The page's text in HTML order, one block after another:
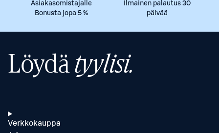
Asiakasomistajalle
Bonusta jopa 5 %
Ilmainen palautus 30
päivää
Löydätyylisi.
Verkkokauppa